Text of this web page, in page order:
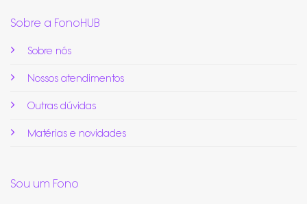
Sobre a FonoHUB
Sobre nós
Nossos atendimentos
Outras dúvidas
Matérias e novidades
Sou um Fono